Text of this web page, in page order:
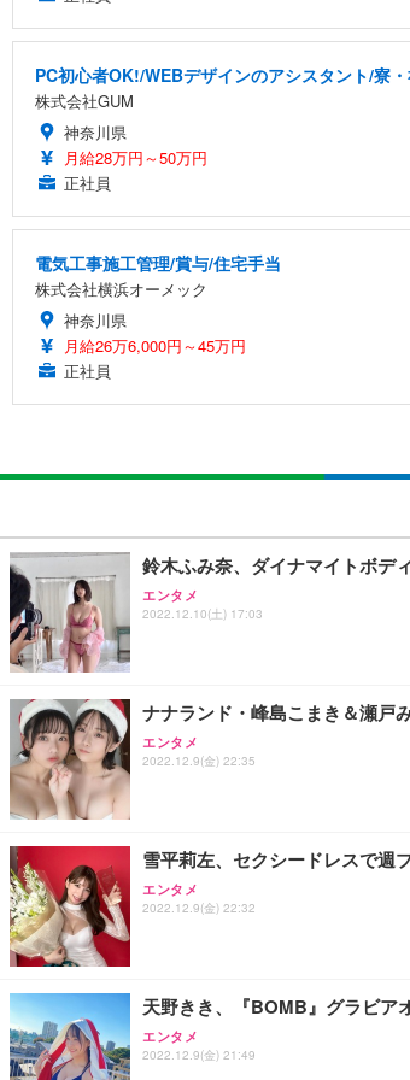
PC初心者OK!/WEBデザインのアシスタント/寮
株式会社GUM
神奈川県
月給28万円～50万円
正社員
電気工事施工管理/賞与/住宅手当
株式会社横浜オーメック
神奈川県
月給26万6,000円～45万円
正社員
鈴木ふみ奈、ダイナマイトボデ
エンタメ
2022.12.10(土) 17:03
ナナランド・峰島こまき＆瀬戸
エンタメ
2022.12.9(金) 22:35
雪平莉左、セクシードレスで週
エンタメ
2022.12.9(金) 22:32
天野きき、『BOMB』グラビア
エンタメ
2022.12.9(金) 21:49